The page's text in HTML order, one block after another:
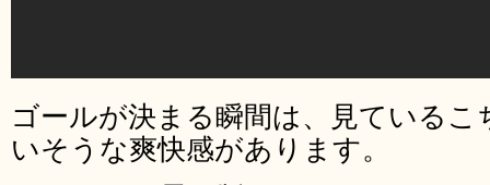
ゴールが決まる瞬間は、見ている
いそうな爽快感があります。